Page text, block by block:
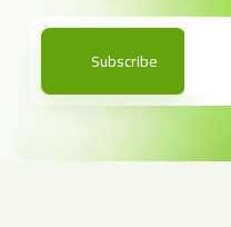
Subscribe